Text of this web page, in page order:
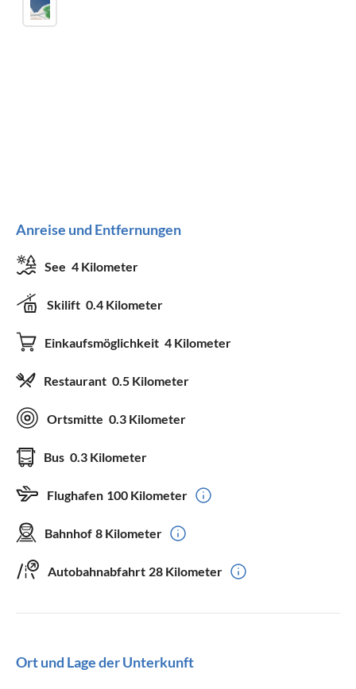
Anreise und Entfernungen
See 4 Kilometer
Skilift 0.4 Kilometer
Einkaufsmöglichkeit 4 Kilometer
Restaurant 0.5 Kilometer
Ortsmitte 0.3 Kilometer
Bus 0.3 Kilometer
Flughafen 100 Kilometer
Bahnhof 8 Kilometer
Autobahnabfahrt 28 Kilometer
Ort und Lage der Unterkunft